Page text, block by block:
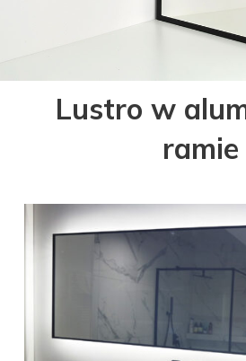
Lustro w
ramie